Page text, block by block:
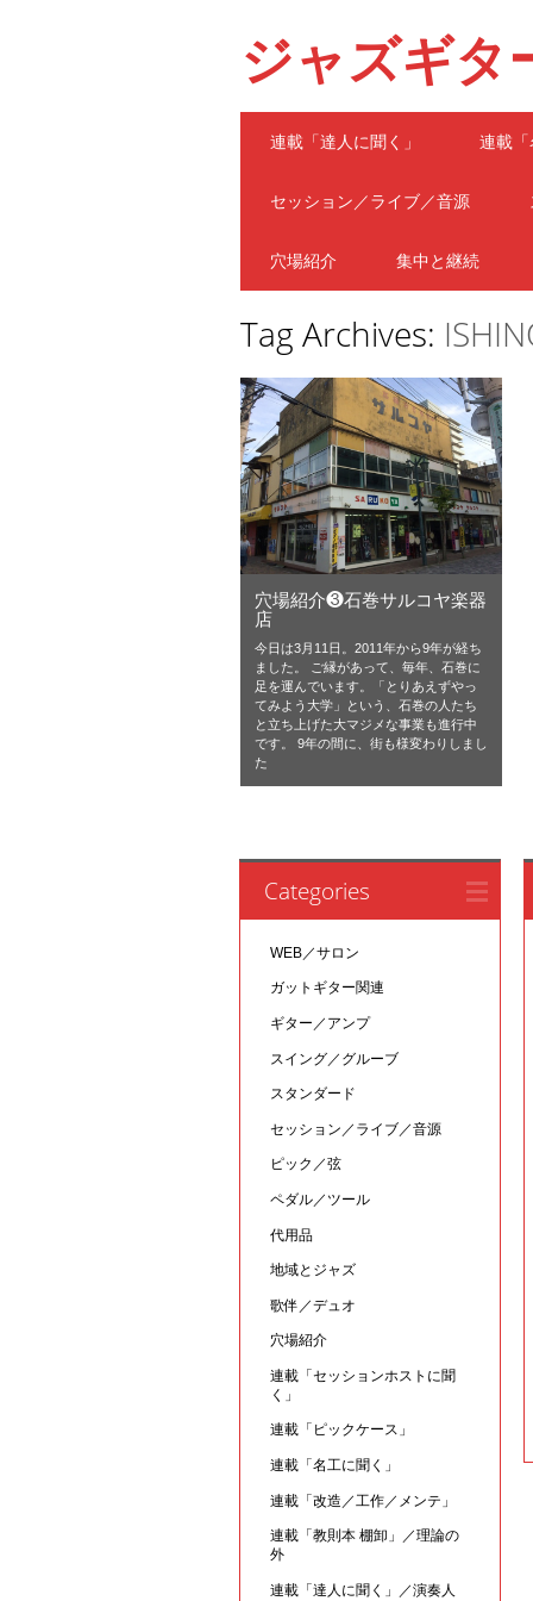
ジャズギタ
Main menu
連載「達人に聞く」 連載「
セッション／ライブ／音源
穴場紹介 集中と継続
Tag Archives:
穴場紹介❸石巻サルコヤ楽器
店
今日は3月11日。2011年から9年が経ち
ました。 ご縁があって、毎年、石巻に
足を運んでいます。「とりあえずやっ
てみよう大学」という、石巻の人たち
と立ち上げた大マジメな事業も進行中
です。 9年の間に、街も様変わりしまし
た
Categories
WEB／サロン
ガットギター関連
ギター／アンプ
スイング／グルーブ
スタンダード
セッション／ライブ／音源
ピック／弦
ペダル／ツール
代用品
地域とジャズ
歌伴／デュオ
穴場紹介
連載「セッションホストに聞
く」
連載「ピックケース」
連載「名工に聞く」
連載「改造／工作／メンテ」
連載「教則本 棚卸」／理論の
外
連載「達人に聞く」／演奏人